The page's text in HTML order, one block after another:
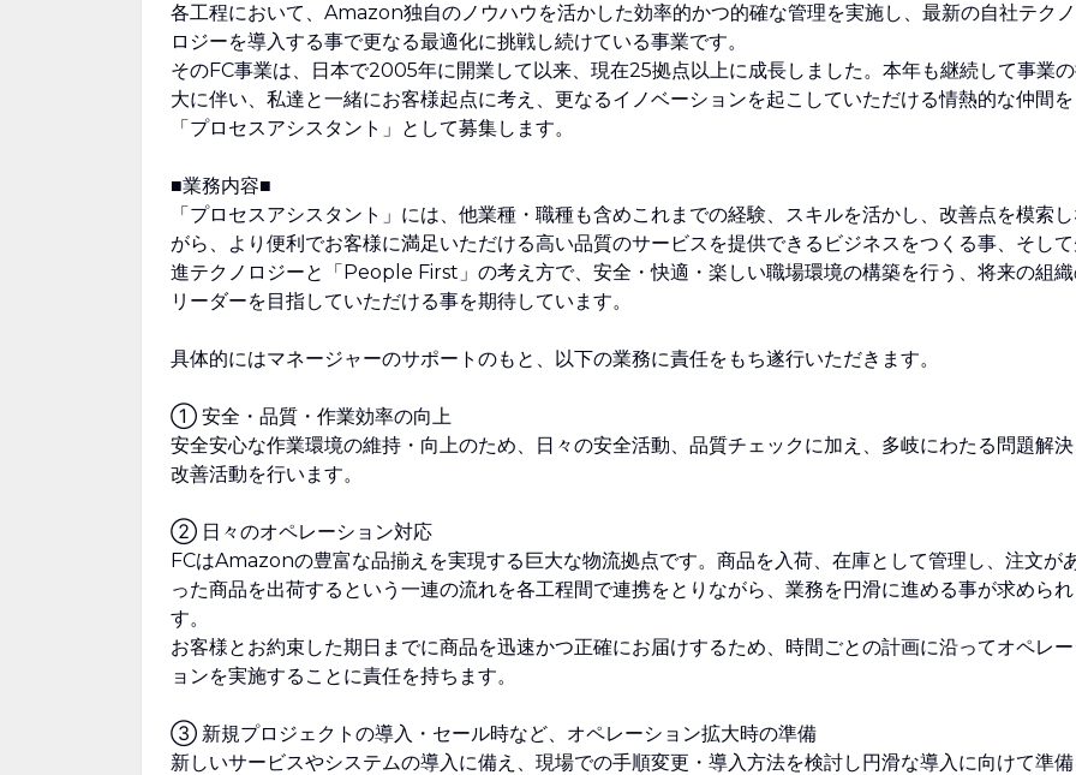
各工程において、Amazon独自のノウハウを活かした効率的かつ的確な管理を実施し、最新の自社テクノ
ロジーを導入する事で更なる最適化に挑戦し続けている事業です。
そのFC事業は、日本で2005年に開業して以来、現在25拠点以上に成長しました。本年も継続して事業
大に伴い、私達と一緒にお客様起点に考え、更なるイノベーションを起こしていただける情熱的な仲間を
「プロセスアシスタント」として募集します。
■業務内容■
「プロセスアシスタント」には、他業種・職種も含めこれまでの経験、スキルを活かし、改善点を模索
がら、より便利でお客様に満足いただける高い品質のサービスを提供できるビジネスをつくる事、そし
進テクノロジーと「People First」の考え方で、安全・快適・楽しい職場環境の構築を行う、将来の組
リーダーを目指していただける事を期待しています。
具体的にはマネージャーのサポートのもと、以下の業務に責任をもち遂行いただきます。
① 安全・品質・作業効率の向上
安全安心な作業環境の維持・向上のため、日々の安全活動、品質チェックに加え、多岐にわたる問題解決
改善活動を行います。
② 日々のオペレーション対応
FCはAmazonの豊富な品揃えを実現する巨大な物流拠点です。商品を入荷、在庫として管理し、注文が
った商品を出荷するという一連の流れを各工程間で連携をとりながら、業務を円滑に進める事が求められ
す。
お客様とお約束した期日までに商品を迅速かつ正確にお届けするため、時間ごとの計画に沿ってオペレ
ョンを実施することに責任を持ちます。
③ 新規プロジェクトの導入・セール時など、オペレーション拡大時の準備
新しいサービスやシステムの導入に備え、現場での手順変更・導入方法を検討し円滑な導入に向けて準